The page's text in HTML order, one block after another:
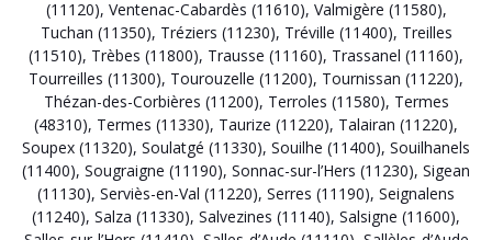
(11120), Ventenac-Cabardès (11610), Valmigère (11580),
Tuchan (11350), Tréziers (11230), Tréville (11400), Treilles
(11510), Trèbes (11800), Trausse (11160), Trassanel (11160),
Tourreilles (11300), Tourouzelle (11200), Tournissan (11220),
Thézan-des-Corbières (11200), Terroles (11580), Termes
(48310), Termes (11330), Taurize (11220), Talairan (11220),
Soupex (11320), Soulatgé (11330), Souilhe (11400), Souilhanels
(11400), Sougraigne (11190), Sonnac-sur-l’Hers (11230), Sigean
(11130), Serviès-en-Val (11220), Serres (11190), Seignalens
(11240), Salza (11330), Salvezines (11140), Salsigne (11600),